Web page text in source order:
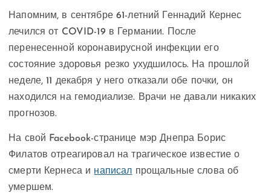
Напомним, в сентябре 61-летний Геннадий Кернес
лечился от COVID-19 в Германии. После
перенесенной коронавирусной инфекции его
состояние здоровья резко ухудшилось. На прошлой
неделе, 11 декабря у него отказали обе почки, он
находился на гемодиализе. Врачи не давали никаких
прогнозов.
На свой Facebook-странице мэр Днепра Борис
Филатов отреагировал на трагическое известие о
смерти Кернеса и написал прощальные слова об
умершем.